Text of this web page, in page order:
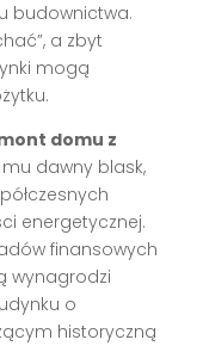
budownictwa.
a zbyt
mogą
domu z
dawny blask,
energetycznej.
finansowych
wynagrodzi
o
historyczną